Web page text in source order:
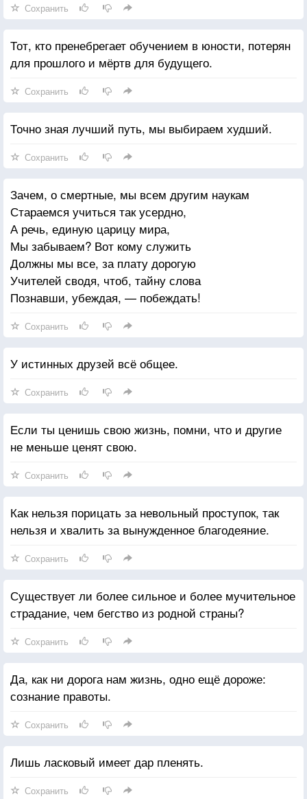
Сохранить
Тот, кто пренебрегает обучением в юности, потерян
для прошлого и мёртв для будущего.
Сохранить
Точно зная лучший путь, мы выбираем худший.
Сохранить
Зачем, о смертные, мы всем другим наукам
Стараемся учиться так усердно,
А речь, единую царицу мира,
Мы забываем? Вот кому служить
Должны мы все, за плату дорогую
Учителей сводя, чтоб, тайну слова
Познавши, убеждая, — побеждать!
Сохранить
У истинных друзей всё общее.
Сохранить
Если ты ценишь свою жизнь, помни, что и другие
не меньше ценят свою.
Сохранить
Как нельзя порицать за невольный проступок, так
нельзя и хвалить за вынужденное благодеяние.
Сохранить
Существует ли более сильное и более мучительное
страдание, чем бегство из родной страны?
Сохранить
Да, как ни дорога нам жизнь, одно ещё дороже:
сознание правоты.
Сохранить
Лишь ласковый имеет дар пленять.
Сохранить